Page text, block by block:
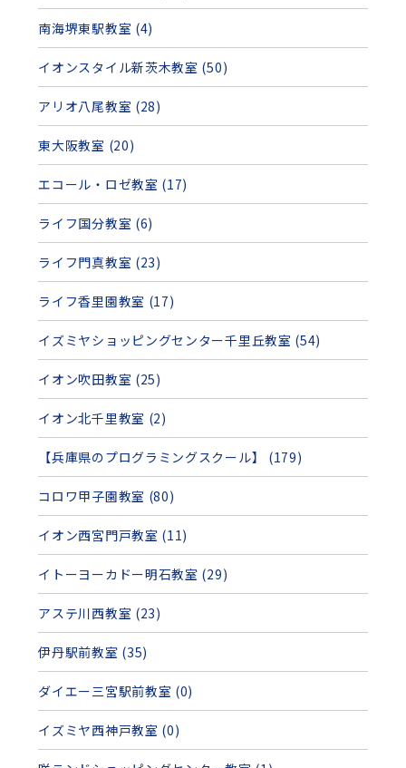
南海堺東駅教室 (4)
イオンスタイル新茨木教室 (50)
アリオ八尾教室 (28)
東大阪教室 (20)
エコール・ロゼ教室 (17)
ライフ国分教室 (6)
ライフ門真教室 (23)
ライフ香里園教室 (17)
イズミヤショッピングセンター千里丘教室 (54)
イオン吹田教室 (25)
イオン北千里教室 (2)
【兵庫県のプログラミングスクール】 (179)
コロワ甲子園教室 (80)
イオン西宮門戸教室 (11)
イトーヨーカドー明石教室 (29)
アステ川西教室 (23)
伊丹駅前教室 (35)
ダイエー三宮駅前教室 (0)
イズミヤ西神戸教室 (0)